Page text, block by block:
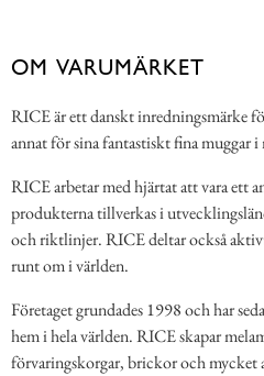
OM VARUMÄRKET
RICE är ett danskt inredningsmärke
annat för sina fantastiskt fina muggar i
RICE arbetar med hjärtat att vara ett
produkterna tillverkas i
och riktlinjer. RICE deltar också
runt om i världen.
Företaget grundades 1998 och har
hem i hela världen. RICE skapar
förvaringskorgar, brickor och mycket